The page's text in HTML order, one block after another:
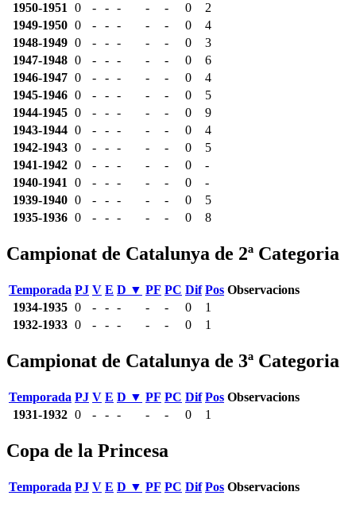
1950-1951
0 - - - - - 0
2
1949-1950 0 - - - - - 0
4
1948-1949 0 - - - - - 0
3
1947-1948 0 - - - - - 0
6
1946-1947 0 - - - - - 0
4
1945-1946 0 - - - - - 0
5
1944-1945 0 - - - - - 0
9
1943-1944 0 - - - - - 0
4
1942-1943 0 - - - - - 0
5
1941-1942 0 - - - - - 0
-
1940-1941
0 - - - - - 0
-
1939-1940 0 - - - - - 0
5
1935-1936 0 - - - - - 0 8
Campionat de Catalunya de 2ª Categoria
Temporada PJ V E D ▼ PF PC Dif Pos Observacions
1934-1935 0 - - - - - 0
1
1932-1933 0 - - - - - 0 1
Campionat de Catalunya de 3ª Categoria
Temporada PJ V E D ▼ PF PC Dif Pos Observacions
1931-1932 0 - - - - - 0 1
Copa de la Princesa
Temporada PJ V E D ▼ PF PC Dif Pos Observacions